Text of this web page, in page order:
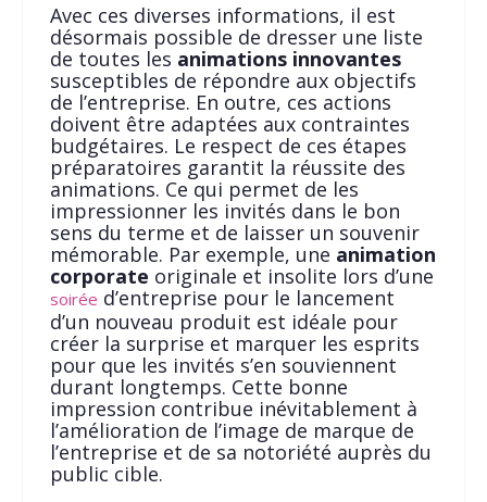
Avec ces diverses informations, il est
désormais possible de dresser une liste
de toutes les animations innovantes
susceptibles de répondre aux objectifs
de l’entreprise. En outre, ces actions
doivent être adaptées aux contraintes
budgétaires. Le respect de ces étapes
préparatoires garantit la réussite des
animations. Ce qui permet de les
impressionner les invités dans le bon
sens du terme et de laisser un souvenir
mémorable. Par exemple, une animation
corporate originale et insolite lors d’une
soirée d’entreprise pour le lancement
d’un nouveau produit est idéale pour
créer la surprise et marquer les esprits
pour que les invités s’en souviennent
durant longtemps. Cette bonne
impression contribue inévitablement à
l’amélioration de l’image de marque de
l’entreprise et de sa notoriété auprès du
public cible.